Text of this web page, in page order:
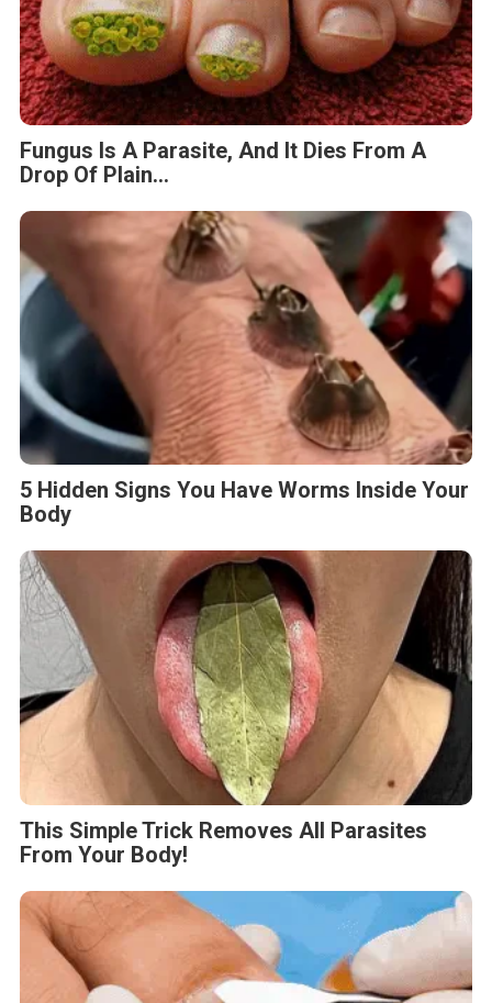
Fungus Is A Parasite, And It Dies From A
Drop Of Plain...
5 Hidden Signs You Have Worms Inside Your
Body
This Simple Trick Removes All Parasites
From Your Body!